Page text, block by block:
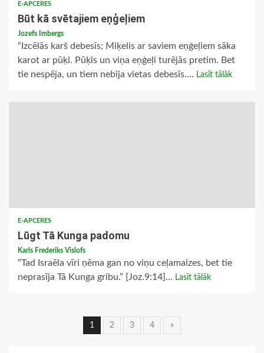
E-APCERES
Būt kā svētajiem eņģeļiem
Jozefs Imbergs
“Izcēlās karš debesīs; Miķelis ar saviem eņģeļiem sāka
karot ar pūķi. Pūķis un viņa eņģeļi turējās pretim. Bet
tie nespēja, un tiem nebija vietas debesīs.... Lasīt tālāk
E-APCERES
Lūgt Tā Kunga padomu
Karls Frederiks Vislofs
“Tad Israēla vīri ņēma gan no viņu ceļamaizes, bet tie
neprasīja Tā Kunga gribu.” [Joz.9:14]... Lasīt tālāk
Ziņu
1 2 3 4 »